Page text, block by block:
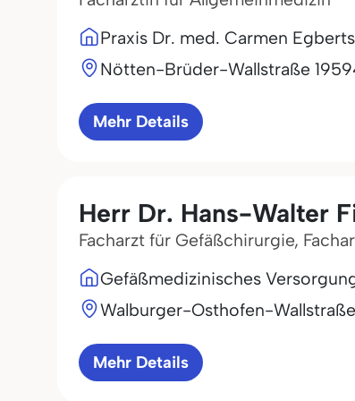
Praxis Dr. med. Carmen Egberts
Nötten-Brüder-Wallstraße 19
Mehr Details
Herr Dr. Hans-Walter
Facharzt für Gefäßchirurgie,
Gefäßmedizinisches
Walburger-Osthofen-
Mehr Details